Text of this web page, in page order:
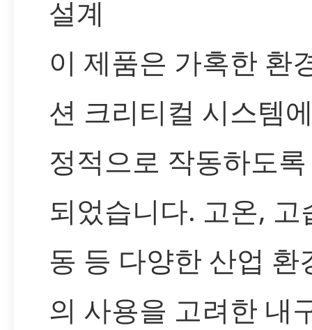
설계
이 제품은 가혹한 환
션 크리티컬 시스템
정적으로 작동하도
되었습니다. 고온, 고
동 등 다양한 산업 환
의 사용을 고려한 내